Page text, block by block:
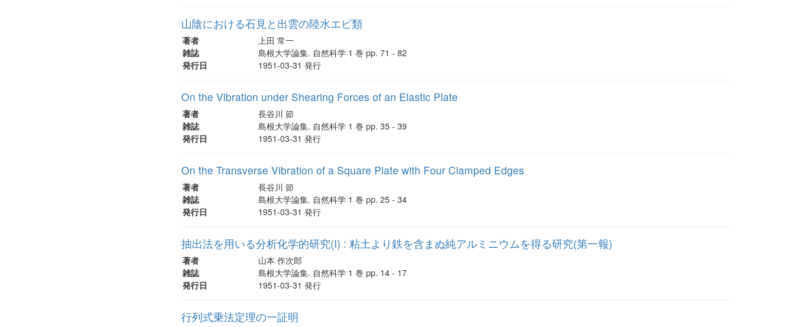
山陰における石見と出雲の陸水エビ類
著者
上田 常一
雑誌
島根大学論集. 自然科学 1 巻 pp. 71 - 82
発行日
1951-03-31 発行
On the Vibration under Shearing Forces of an Elastic Plate
著者
長谷川 節
雑誌
島根大学論集. 自然科学 1 巻 pp. 35 - 39
発行日
1951-03-31 発行
On the Transverse Vibration of a Square Plate with Four Clamped Edges
著者
長谷川 節
雑誌
島根大学論集. 自然科学 1 巻 pp. 25 - 34
発行日
1951-03-31 発行
抽出法を用いる分析化学的研究(I) : 粘土より鉄を含まぬ純アルミニウムを得る研究(第一報)
著者
山本 作次郎
雑誌
島根大学論集. 自然科学 1 巻 pp. 14 - 17
発行日
1951-03-31 発行
行列式乗法定理の一証明